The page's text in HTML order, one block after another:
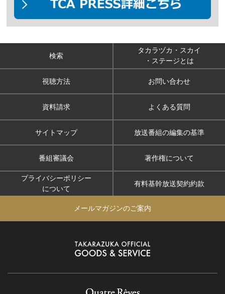
検索
タカラヅカ・スカイ
・ステージとは
視聴方法 お問い合わせ
資料請求 よくある質問
サイトマップ 放送番組の編集の基準
番組審議会 著作権について
プライバシーポリシー
について
有料基幹放送契約約款
メールマガジンのご案内